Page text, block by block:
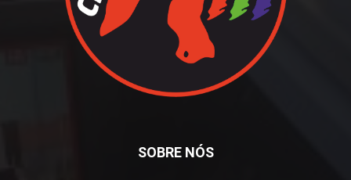
SOBRE NÓS